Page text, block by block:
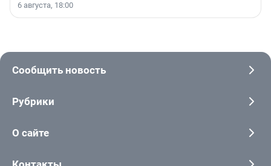
6 августа, 18:00
Сообщить новость
Рубрики
О сайте